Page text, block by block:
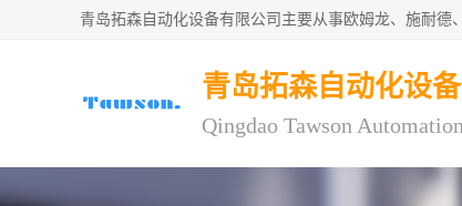
青岛拓森自动化设备有限公司主要从事欧姆龙、施耐
青岛拓森自动化设
Qingdao Tawson